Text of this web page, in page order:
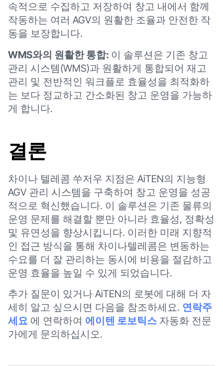
속적으로 수집하고 저장하여 창고 내에서 함께
작동하는 여러 AGV의 원활한 조율과 안전한 작
동을 보장합니다.
WMS와의 원활한 통합: 이 솔루션은 기존 창고
관리 시스템(WMS)과 원활하게 통합되어 재고
관리 및 전반적인 워크플로 효율성을 최적화하
는 보다 정교하고 간소화된 창고 운영을 가능하
게 합니다.
결론
차이나 텔레콤 쑤저우 지점은 AiTEN의 지능형
AGV 관리 시스템을 구축하여 창고 운영을 성공
적으로 혁신했습니다. 이 솔루션은 기존 물류의
운영 문제를 해결할 뿐만 아니라 효율성, 정확성
및 유연성을 향상시킵니다. 이러한 미래 지향적
인 접근 방식을 통해 차이나텔레콤은 변동하는
수요를 더 잘 관리하는 동시에 비용을 절감하고
운영 효율을 높일 수 있게 되었습니다.
추가 질문이 있거나 AiTEN의 로봇에 대해 더 자
세히 알고 싶으시면 다음을 참조하세요. 연락주
세요에 연락하여 에이텐 로보틱스자동화 전문
가에게 문의하십시오.